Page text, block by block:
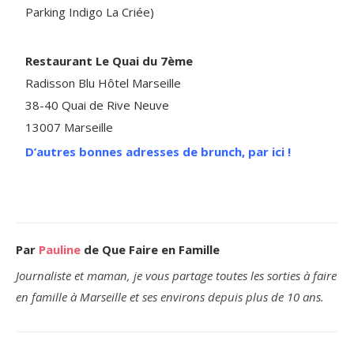
Parking Indigo La Criée)
Restaurant Le Quai du 7ème
Radisson Blu Hôtel Marseille
38-40 Quai de Rive Neuve
13007 Marseille
D’autres bonnes adresses de brunch, par ici !
Par Pauline de Que Faire en Famille
Journaliste et maman, je vous partage toutes les sorties à faire
en famille à Marseille et ses environs depuis plus de 10 ans.